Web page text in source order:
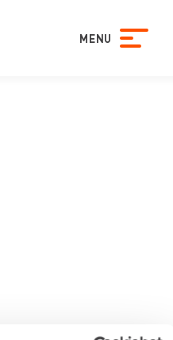
MENU